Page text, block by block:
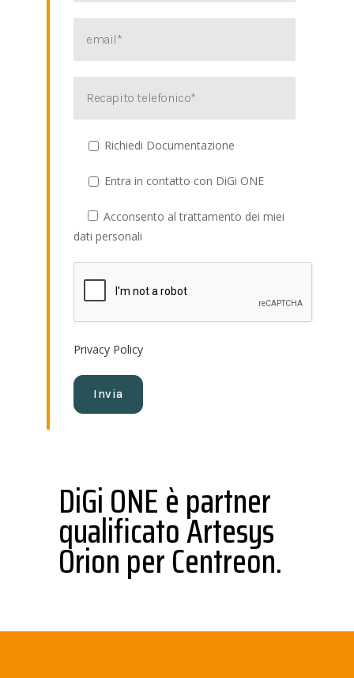
Richiedi Documentazione
Entra in contatto con DiGi ONE
Acconsento al trattamento dei miei
dati personali
Privacy Policy
DiGi ONE è partner
qualificato Artesys
Orion per Centreon.